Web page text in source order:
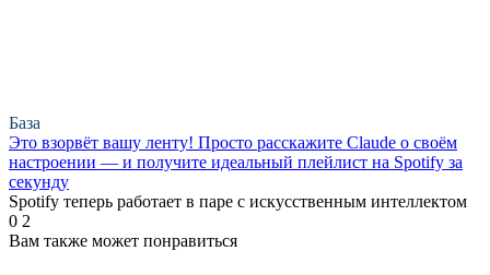
База
Это взорвёт вашу ленту! Просто расскажите Claude о своём
настроении — и получите идеальный плейлист на Spotify за
секунду
Spotify теперь работает в паре с искусственным интеллектом
0 2
Вам также может понравиться